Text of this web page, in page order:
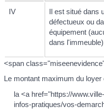
IV
Il est situé dans
défectueux ou
équipement
dans l'immeuble)
<span
Le montant maximum du loyer
la <a href="https://
infos-pratiques/vos-